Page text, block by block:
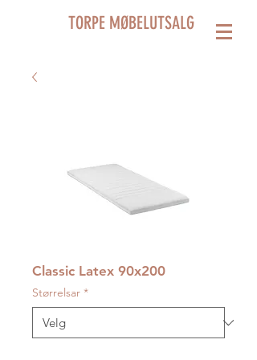
TORPE MØBELUTSALG
Classic Latex 90x200
Størrelsar *